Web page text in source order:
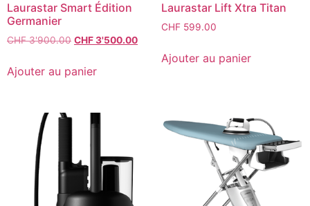
Laurastar Smart Édition
Germanier
CHF3'900.00 CHF3'500.00
Ajouter au panier
Laurastar Lift Xtra Titan
CHF599.00
Ajouter au panier